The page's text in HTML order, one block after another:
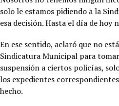
solo le estamos pidiendo a la
esa decisión. Hasta el día de hoy
En ese sentido, aclaró que no
Sindicatura Municipal para
suspensión a ciertos policías,
los expedientes
hecho.